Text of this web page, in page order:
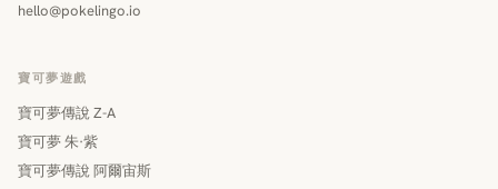
hello@pokelingo.io
寶可夢遊戲
寶可夢傳說 Z-A
寶可夢 朱·紫
寶可夢傳說 阿爾宙斯